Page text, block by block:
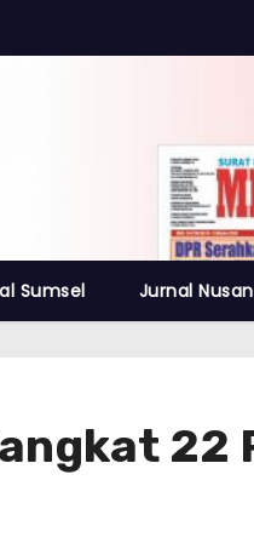
Sumsel Jurnal
22